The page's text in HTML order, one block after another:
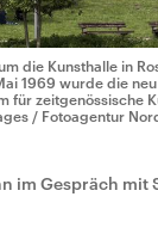
die Kunsthalle in
1969 wurde die
für zeitgenössische
/ Fotoagentur
im Gespräch mit